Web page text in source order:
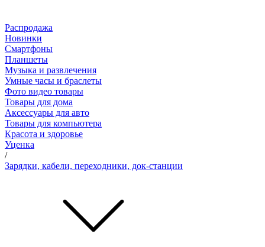
Распродажа
Новинки
Смартфоны
Планшеты
Музыка и развлечения
Умные часы и браслеты
Фото видео товары
Товары для дома
Аксессуары для авто
Товары для компьютера
Красота и здоровье
Уценка
/
Зарядки, кабели, переходники, док-станции